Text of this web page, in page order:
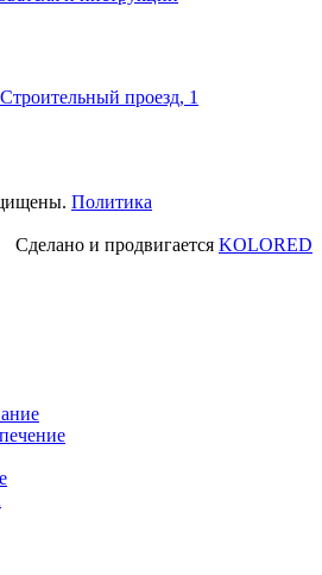
проезд, 1
Политика
Сделано и продвигается KOLORED